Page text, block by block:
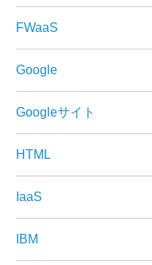
FWaaS
Google
Googleサイト
HTML
IaaS
IBM